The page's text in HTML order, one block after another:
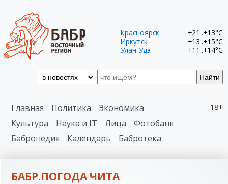
Найти
Красноярск
+21..+13°C
Иркутск
+13..+15°C
Улан-Удэ
+11..+14°C
18+
Главная Политика
Экономика
Культура
Наука и IT Лица
Фотобанк
Бабропедия
Календарь Бабротека
БАБР.ПОГОДА ЧИТА